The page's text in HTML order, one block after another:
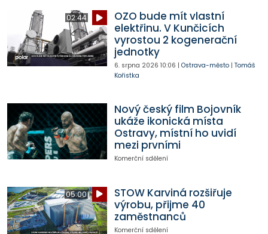
02:44
OZO bude mít vlastní
elektřinu. V Kunčicích
vyrostou 2 kogenerační
jednotky
6. srpna 2026 10:06 | Ostrava-město| Tomáš
Kořistka
Nový český film Bojovník
ukáže ikonická místa
Ostravy, místní ho uvidí
mezi prvními
Komerční sdělení
05:00
STOW Karviná rozšiřuje
výrobu, přijme 40
zaměstnanců
Komerční sdělení